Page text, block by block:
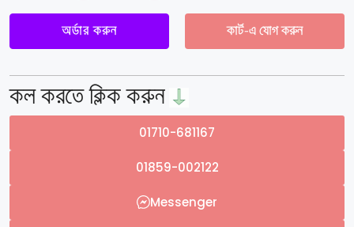
Support
quantity
কার্ট-এ যোগ করুন
অর্ডার করুন
কল করতে ক্লিক করুন
01710-681167
01859-002122
Messenger